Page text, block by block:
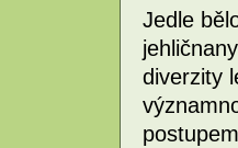
Jedle
diverzity